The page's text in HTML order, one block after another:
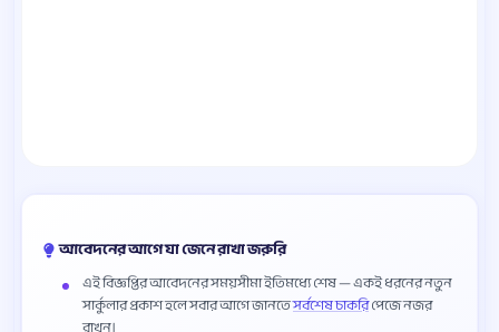
আবেদনের আগে যা জেনে রাখা জরুরি
এই বিজ্ঞপ্তির আবেদনের সময়সীমা ইতিমধ্যে শেষ — একই ধরনের নতুন
সার্কুলার প্রকাশ হলে সবার আগে জানতেসর্বশেষ চাকরিপেজে নজর